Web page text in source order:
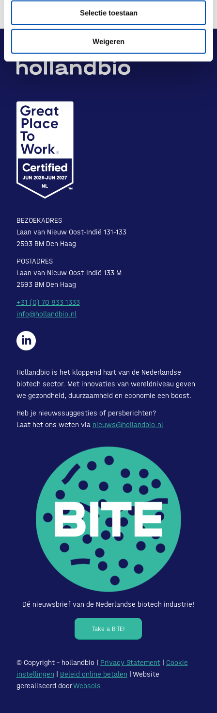
Selectie toestaan
Weigeren
BEZOEKADRES
Laan van Nieuw Oost-Indië 131-133
2593 BM Den Haag
POSTADRES
Laan van Nieuw Oost-Indië 133 M
2593 BM Den Haag
+31 (0) 70 833 1333
info@hollandbio.nl
Hollandbio is het kloppend hart van de Nederlandse
biotech sector. Met innovaties van wereldniveau geven
we gezondheid, duurzaamheid en economie een boost.
Heb je nieuwssuggesties of persberichten?
Laat het ons weten via nieuws@hollandbio.nl
Dé nieuwsbrief van de Nederlandse biotech industrie!
Take a BITE!
© Copyright – hollandbio | Privacy Statement| Cookie
instellingen | Beleid online betalen | Website
gerealiseerd doorWebsols